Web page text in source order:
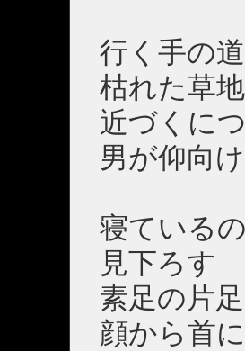
行く手の
枯れた草
近づくに
男が仰向
寝ている
見下ろす
素足の片
顔から首